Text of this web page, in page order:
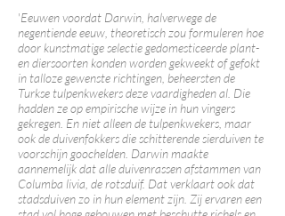
'Eeuwen voordat Darwin, halverwege de
negentiende eeuw, theoretisch zou formuleren hoe
door kunstmatige selectie gedomesticeerde plant-
en diersoorten konden worden gekweekt of gefokt
in talloze gewenste richtingen, beheersten de
Turkse tulpenkwekers deze vaardigheden al. Die
hadden ze op empirische wijze in hun vingers
gekregen. En niet alleen de tulpenkwekers, maar
ook de duivenfokkers die schitterende sierduiven te
voorschijn goochelden. Darwin maakte
aannemelijk dat alle duivenrassen afstammen van
Columba livia, de rotsduif. Dat verklaart ook dat
stadsduiven zo in hun element zijn. Zij ervaren een